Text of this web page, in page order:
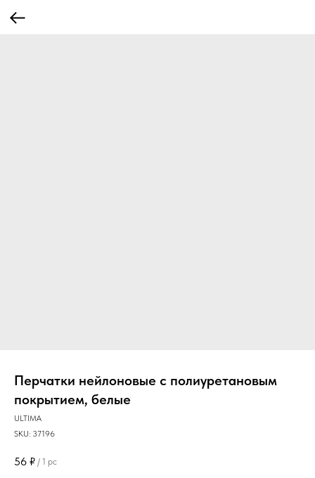
Перчатки нейлоновые с полиуретановым
покрытием, белые
ULTIMA
SKU: 37196
56 ₽ / 1 pc